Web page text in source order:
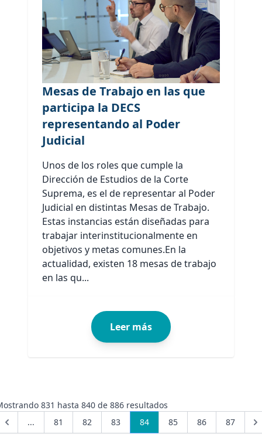
Mesas de Trabajo en las que
participa la DECS
representando al Poder
Judicial
Unos de los roles que cumple la
Dirección de Estudios de la Corte
Suprema, es el de representar al Poder
Judicial en distintas Mesas de Trabajo.
Estas instancias están diseñadas para
trabajar interinstitucionalmente en
objetivos y metas comunes.En la
actualidad, existen 18 mesas de trabajo
en las qu...
Leer más
831 hasta 840de 886resultados
...
81 82 83 84 85 86 87